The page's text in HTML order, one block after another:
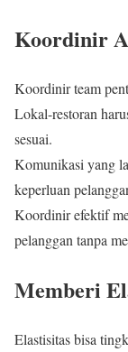
Koordinir
Koordinir team
Lokal-restoran
sesuai.
Komunikasi yang
keperluan
Koordinir efektif
pelanggan tanpa
Memberi
Elastisitas bisa